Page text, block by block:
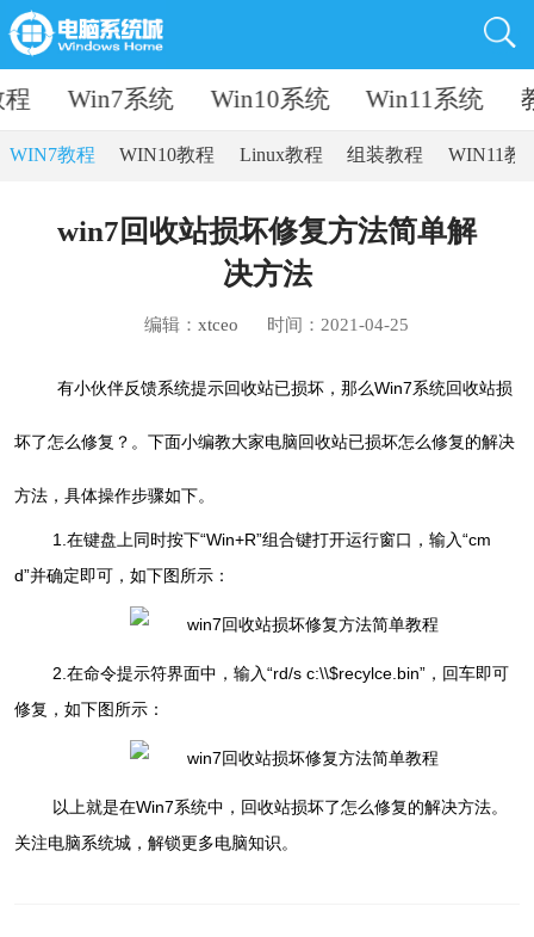
Win7系统 Win10系统 Win11系统
WIN7教程 WIN10教程 Linux教程 组装教程 WIN11教
win7回收站损坏修复方法简单解
决方法
编辑：xtceo 时间：2021-04-25
有小伙伴反馈系统提示回收站已损坏，那么Win7系统回收站损
坏了怎么修复？。下面小编教大家电脑回收站已损坏怎么修复的解决
方法，具体操作步骤如下。
1.在键盘上同时按下“Win+R”组合键打开运行窗口，输入“cm
d”并确定即可，如下图所示：
2.在命令提示符界面中，输入“rd/s c:\\$recylce.bin”，回车即可
修复，如下图所示：
以上就是在Win7系统中，回收站损坏了怎么修复的解决方法。
关注电脑系统城，解锁更多电脑知识。